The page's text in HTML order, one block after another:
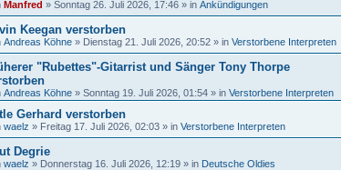
Manfred » Sonntag 26. Juli 2026, 17:46 » in Ankündigungen
Keegan verstorben
Andreas Köhne » Dienstag 21. Juli 2026, 20:52 » in Verstorbene Interpreten
"Rubettes"-Gitarrist und Sänger Tony Thorpe
Andreas Köhne » Sonntag 19. Juli 2026, 01:54 » in Verstorbene Interpreten
Gerhard verstorben
waelz » Freitag 17. Juli 2026, 02:03 » in Verstorbene Interpreten
Degrie
waelz » Donnerstag 16. Juli 2026, 12:19 » in Deutsche Oldies